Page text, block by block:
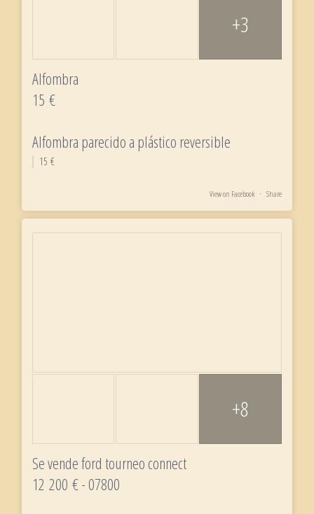
+3
Alfombra
15 €
Alfombra parecido a plástico reversible
15 €
View on Facebook · Share
+8
Se vende ford tourneo connect
12 200 € - 07800